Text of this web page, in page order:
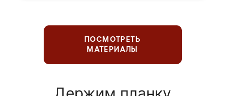
ПОСМОТРЕТЬ
МАТЕРИАЛЫ